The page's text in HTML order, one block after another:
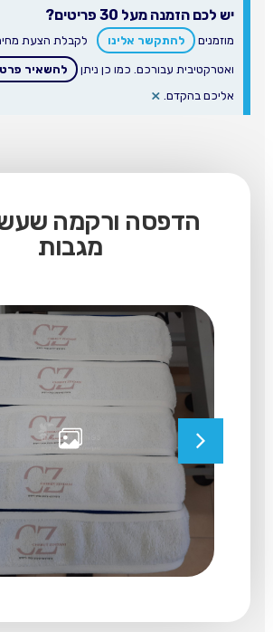
יש לכם הזמנה מעל 30 פריטים?
מוזמנים להתקשר אלינו לקבלת הצעת
ואטרקטיבית עבורכם. כמו כן ניתן להשאיר
אליכם בהקדם. ×
הדפסה ורקמה
מגבות